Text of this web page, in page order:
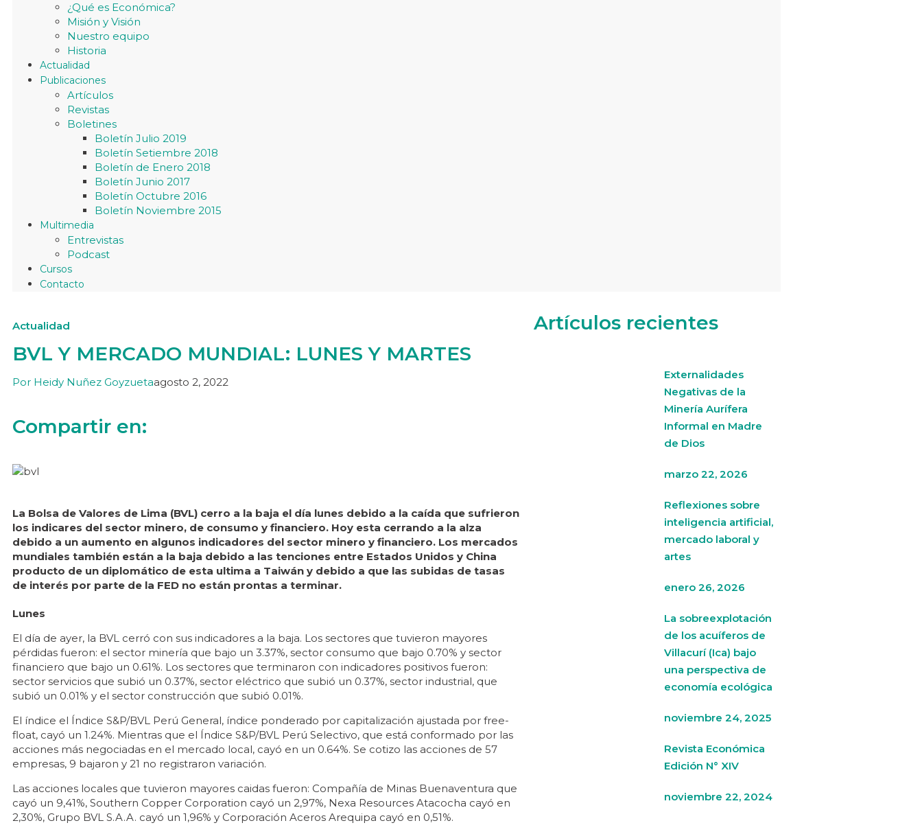
¿Qué es Económica?
Misión y Visión
Nuestro equipo
Historia
Actualidad
Publicaciones
Artículos
Revistas
Boletines
Boletín Julio 2019
Boletín Setiembre 2018
Boletín de Enero 2018
Boletín Junio 2017
Boletín Octubre 2016
Boletín Noviembre 2015
Multimedia
Entrevistas
Podcast
Cursos
Contacto
Actualidad
BVL Y MERCADO MUNDIAL: LUNES Y MARTES
Por Heidy Nuñez Goyzuetaagosto 2, 2022
Compartir en:
La Bolsa de Valores de Lima (BVL) cerro a la baja el día lunes debido a la caída que sufrieron
los indicares del sector minero, de consumo y financiero. Hoy esta cerrando a la alza
debido a un aumento en algunos indicadores del sector minero y financiero. Los mercados
mundiales también están a la baja debido a las tenciones entre Estados Unidos y China
producto de un diplomático de esta ultima a Taiwán y debido a que las subidas de tasas
de interés por parte de la FED no están prontas a terminar.
Lunes
El día de ayer, la BVL cerró con sus indicadores a la baja. Los sectores que tuvieron mayores
pérdidas fueron: el sector minería que bajo un 3.37%, sector consumo que bajo 0.70% y sector
financiero que bajo un 0.61%. Los sectores que terminaron con indicadores positivos fueron:
sector servicios que subió un 0.37%, sector eléctrico que subió un 0.37%, sector industrial, que
subió un 0.01% y el sector construcción que subió 0.01%.
El índice el Índice S&P/BVL Perú General, índice ponderado por capitalización ajustada por free-
float, cayó un 1.24%. Mientras que el Índice S&P/BVL Perú Selectivo, que está conformado por las
acciones más negociadas en el mercado local, cayó en un 0.64%. Se cotizo las acciones de 57
empresas, 9 bajaron y 21 no registraron variación.
Las acciones locales que tuvieron mayores caidas fueron: Compañía de Minas Buenaventura que
cayó un 9,41%, Southern Copper Corporation cayó un 2,97%, Nexa Resources Atacocha cayó en
2,30%, Grupo BVL S.A.A. cayó un 1,96% y Corporación Aceros Arequipa cayó en 0,51%.
Artículos recientes
Externalidades
Negativas de la
Minería Aurífera
Informal en Madre
de Dios
marzo 22, 2026
Reflexiones sobre
inteligencia artificial,
mercado laboral y
artes
enero 26, 2026
La sobreexplotación
de los acuíferos de
Villacurí (Ica) bajo
una perspectiva de
economía ecológica
noviembre 24, 2025
Revista Económica
Edición N° XIV
noviembre 22, 2024